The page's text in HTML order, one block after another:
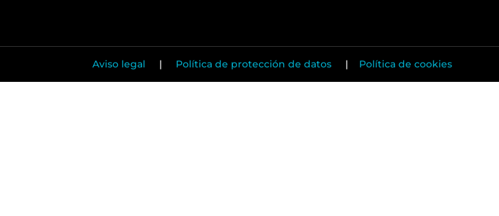
Aviso legal | Política de protección de datos | Política de cookies